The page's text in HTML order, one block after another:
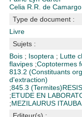
Celia R.R. de Camargo
Type de document :
Livre
Sujets :
Bois ; Isoptera ; Lutte
flavipes ;Coptotermes
813.2 (Constituants
d'extraction)
;845.3 (Termites)
;ETUDE EN
;MEZILAURUS ITAUBA